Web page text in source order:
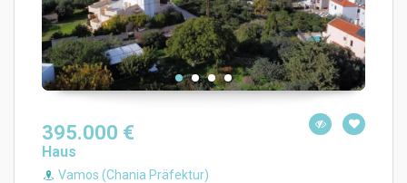
395.000 €
Haus
Vamos (Chania Präfektur)